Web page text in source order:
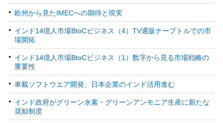
欧州から見たIMECへの期待と現実
インド14億人市場BtoCビジネス（4）TV通販ナープトルでの市
場開拓
インド14億人市場BtoCビジネス（1）数字から見る市場戦略の
重要性
車載ソフトウエア開発、日本企業のインド活用進む
インド政府がグリーン水素・グリーンアンモニア生産に新たな
奨励制度